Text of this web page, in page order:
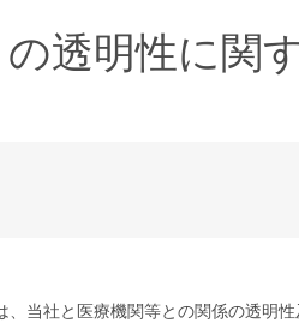
透明性に関
当社と医療機関等との関係の透明